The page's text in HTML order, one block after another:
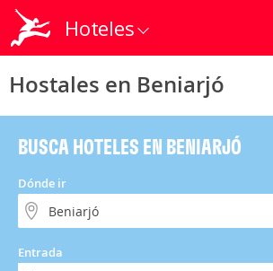
Hoteles
Hostales en Beniarjó
BUSCA HOTELES EN BENIARJÓ
Dónde ir
Entrada